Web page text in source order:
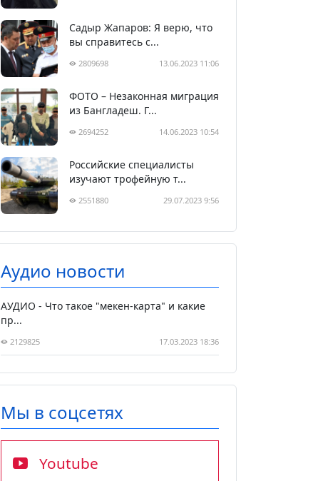
Садыр Жапаров: Я верю, что
вы справитесь с...
2809698 13.06.2023 11:06
ФОТО – Незаконная миграция
из Бангладеш. Г...
2694252 14.06.2023 10:54
Российские специалисты
изучают трофейную т...
2551880 29.07.2023 9:56
Аудио новости
АУДИО - Что такое "мекен-карта" и какие
пр...
2129825 17.03.2023 18:36
Мы в соцсетях
Youtube